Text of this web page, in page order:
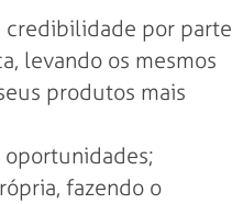
credibilidade por parte
levando os mesmos
produtos mais
oportunidades;
fazendo o